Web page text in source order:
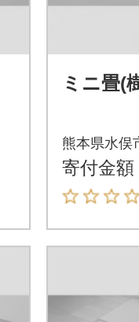
ミニ畳(
熊本県水俣
寄付金額